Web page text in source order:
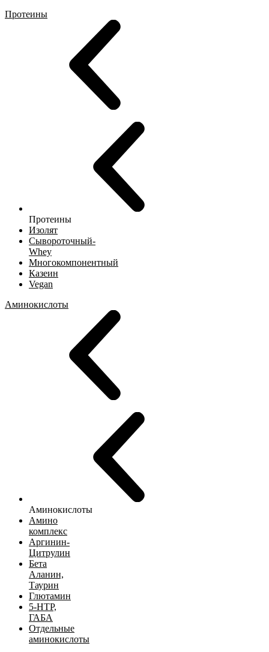
Протеины
Протеины
Изолят
Сывороточный-
Whey
Многокомпонентный
Казеин
Vegan
Аминокислоты
Аминокислоты
Амино
комплекс
Аргинин-
Цитрулин
Бета
Аланин,
Таурин
Глютамин
5-HTP,
ГАБА
Отдельные
аминокислоты